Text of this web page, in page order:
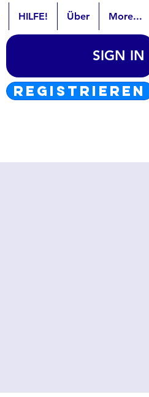
HILFE! Über More...
SIGN IN
REGISTRIEREN